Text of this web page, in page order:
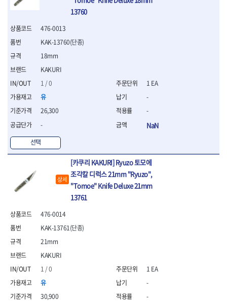
- 자화기
- 레이저팁 드라이버
- 라쳇렌치
- 파워렌치
- 드릴척아답타
- 조인트플러그소켓
- 옵셋렌치
- 소켓홀더
- 클라이밍비트
- 토크아답타
- 포지비트
- 일자비트
- 임팩포지비트
- 임팩십자비트
- 임팩별비트소켓
- 임팩XZN비트소켓
- 십자비트소켓
- 일자비트소켓
- XZN비트
- 임팩XZN비트
13760
476-0013
KAKURI
1 / 0
유
26,300
-
선택
KAK-13760(단종)
18mm
1 EA
-
-
NaN
상세
[카쿠리 KAKURI] Ryuzo 토모에
조각칼 디럭스 21mm "Ryuzo",
"Tomoe" Knife Deluxe 21mm
13761
476-0014
KAKURI
1 / 0
유
30,900
KAK-13761(단종)
21mm
1 EA
-
-